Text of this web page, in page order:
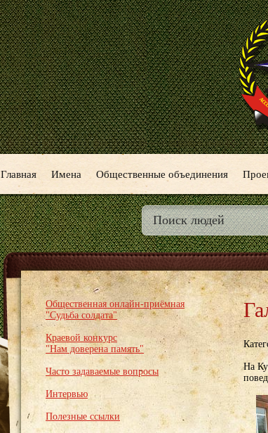
Главная Имена Общественные объединения
Общественная онлайн-приёмная
"Судьба солдата"
Краевой конкурс
"Нам доверена память"
Часто задаваемые вопросы
Интервью
Полезные ссылки
На